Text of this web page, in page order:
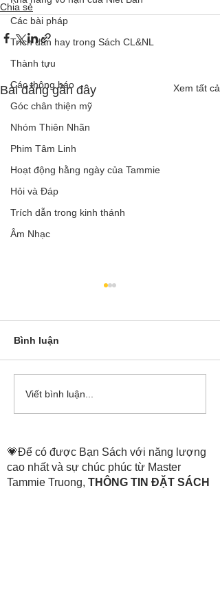
Các bài pháp
Trích dẫn hay trong Sách CL&NL
Thành tựu
Các thông báo
Góc chân thiện mỹ
Nhóm Thiên Nhãn
Phim Tâm Linh
Hoạt động hằng ngày của Tammie
Hỏi và Đáp
Trích dẫn trong kinh thánh
Âm Nhạc
Chia sẻ
Bài đăng gần đây Xem tất cả
Cô Hoa Duong chia sẻ
Bình luận
Viết bình luận...
💗Để có được Bạn Sách với năng lượng
cao nhất và sự chúc phúc từ Master
Tammie Truong, THÔNG TIN ĐẶT SÁCH